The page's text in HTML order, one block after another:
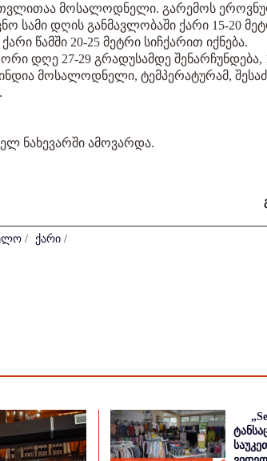
მოსალოდნელი. გარემოს
სამი დღის განმავლობაში ქარი 15-20
წამში 20-25 მეტრი სიჩქარით იქნება.
დღე 27-29 გრადუსამდე შენარჩუნდება,
მოსალოდნელი, ტემპერატურამ,
ნახევარში ამოვარდა.
/ ქარი /